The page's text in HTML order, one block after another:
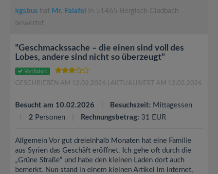
kgsbus hat Mr. Falafel in 51465 Bergisch Gladbach
bewertet
"Geschmackssache – die einen sind voll des
Lobes, andere sind nicht so überzeugt"
Verifiziert
GESCHRIEBEN AM 12.02.2026 | AKTUALISIERT AM 12.02.2026
Besucht am 10.02.2026 Besuchszeit: Mittagessen
2 Personen Rechnungsbetrag: 31 EUR
Allgemein Vor gut dreieinhalb Monaten hat eine Familie
aus Syrien das Geschäft eröffnet. Ich gehe oft durch die
„Grüne Straße“ und habe den kleinen Laden dort auch
bemerkt. Nun stand in einem kleinen Artikel im Internet,